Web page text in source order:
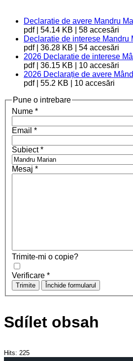
Declaratie de avere Mandru
pdf | 54.14 KB | 58 accesări
Declaratie de interese Mandru
pdf | 36.28 KB | 54 accesări
2026 Declaratie de interese
pdf | 36.15 KB | 10 accesări
2026 Declarație de avere
pdf | 55.2 KB | 10 accesări
Pune o intrebare
Nume *
Email *
Subiect*
Mesaj *
Trimite-mi o copie?
Verificare *
Trimite Închide formularul
Sdílet obsah
Hits: 225